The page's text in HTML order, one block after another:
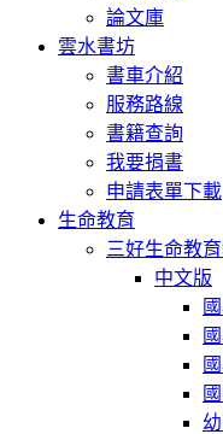
論文庫
雲水書坊
書車介紹
服務路線
書籍查詢
我要捐書
申請表單下載
生命教育
三好生命教
中文版